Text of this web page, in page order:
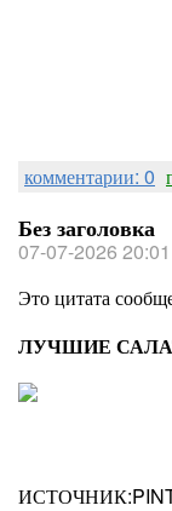
комментарии: 0
Без заголовка
07-07-2026 20:01
Это цитата
ЛУЧШИЕ